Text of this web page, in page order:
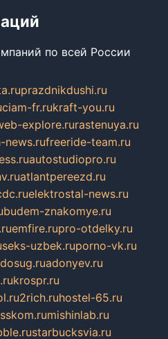
по всей России
prazdnikdushi.ru
ciam-fr.rukraft-you.ru
explore.rurastenuya.ru
news.rufreeride-team.ru
autostudiopro.ru
atlantpereezd.ru
elektrostal-news.ru
budem-znakomye.ru
emfire.rupro-otdelky.ru
seks-uzbek.ruporno-vk.ru
adonyev.ru
krospr.ru
2rich.ruhostel-65.ru
mishinlab.ru
starbucksvia.ru